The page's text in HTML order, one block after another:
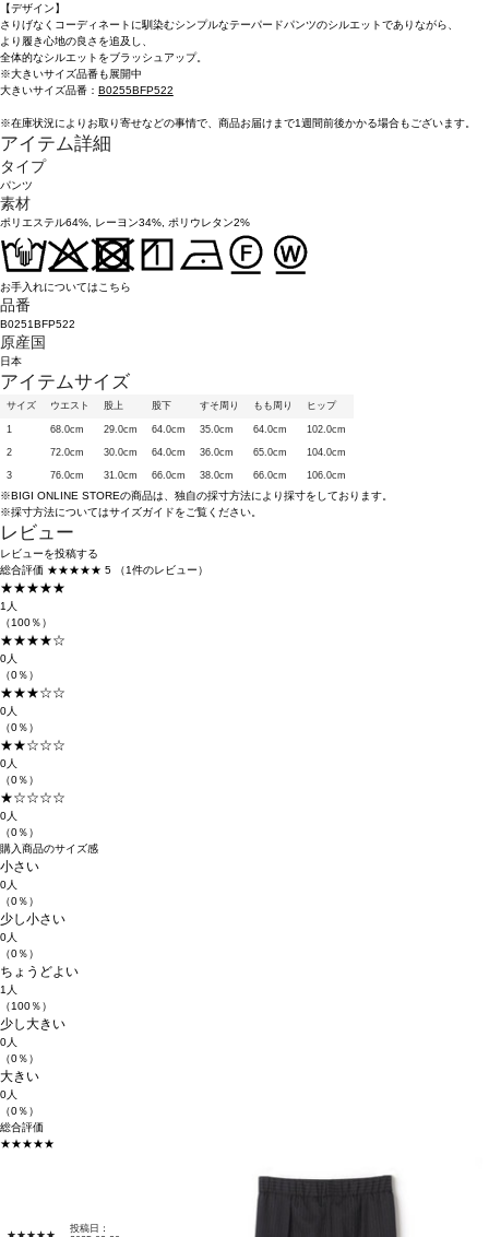
【デザイン】
さりげなくコーディネートに馴染むシンプルなテーパードパンツのシルエットでありながら、
より履き心地の良さを追及し、
全体的なシルエットをブラッシュアップ。
※大きいサイズ品番も展開中
大きいサイズ品番： B0255BFP522
※在庫状況によりお取り寄せなどの事情で、商品お届けまで1週間前後かかる場合もございます。
アイテム詳細
タイプ
パンツ
素材
ポリエステル64%, レーヨン34%, ポリウレタン2%
お手入れについてはこちら
品番
B0251BFP522
原産国
日本
アイテムサイズ
サイズ ウエスト 股上 股下 すそ周り もも周り ヒップ
1 68.0cm 29.0cm 64.0cm 35.0cm 64.0cm 102.0cm
2 72.0cm 30.0cm 64.0cm 36.0cm 65.0cm 104.0cm
3 76.0cm 31.0cm 66.0cm 38.0cm 66.0cm 106.0cm
※BIGI ONLINE STOREの商品は、独自の採寸方法により採寸をしております。
※採寸方法についてはサイズガイドをご覧ください。
レビュー
レビューを投稿する
総合評価 ★★★★★ 5 （1件のレビュー）
★★★★★
1人
（100％）
★★★★☆
0人
（0％）
★★★☆☆
0人
（0％）
★★☆☆☆
0人
（0％）
★☆☆☆☆
0人
（0％）
購入商品のサイズ感
小さい
0人
（0％）
少し小さい
0人
（0％）
ちょうどよい
1人
（100％）
少し大きい
0人
（0％）
大きい
0人
（0％）
総合評価
★★★★★
★★★★★
投稿日：